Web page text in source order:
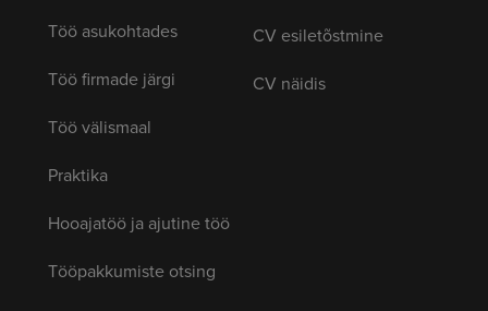
Töö asukohtades
Töö firmade järgi
Töö välismaal
Praktika
Hooajatöö ja ajutine töö
Tööpakkumiste otsing
CV esiletõstmine
CV näidis